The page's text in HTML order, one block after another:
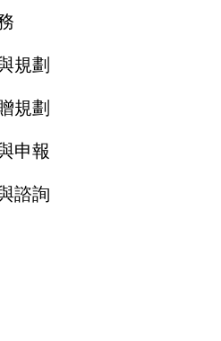
規劃
規劃
申報
諮詢